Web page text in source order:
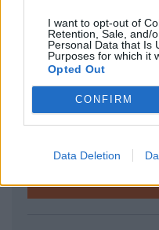
I want to opt-out of
Retention, Sale, and/
Personal Data that Is
Purposes for which it
Opted Out
CONFIRM
Data Deletion
A keresett cikk a
tartozik, melynek
regisztrációhoz kötött.
Az előfizetés a
Portfolio.hu teljes
Kötéslisták: BÉT